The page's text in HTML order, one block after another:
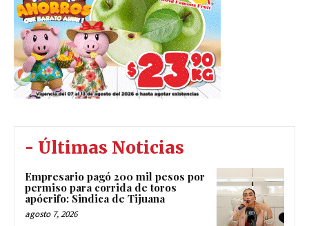
- Últimas Noticias
Empresario pagó 200 mil pesos por
permiso para corrida de toros
apócrifo: Sindica de Tijuana
agosto 7, 2026